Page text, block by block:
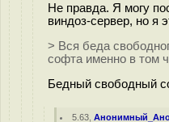
Не правда. Я могу
виндоз-сервер, но я
> Вся беда
софта именно в том
Бедный свободный
5.63 ,